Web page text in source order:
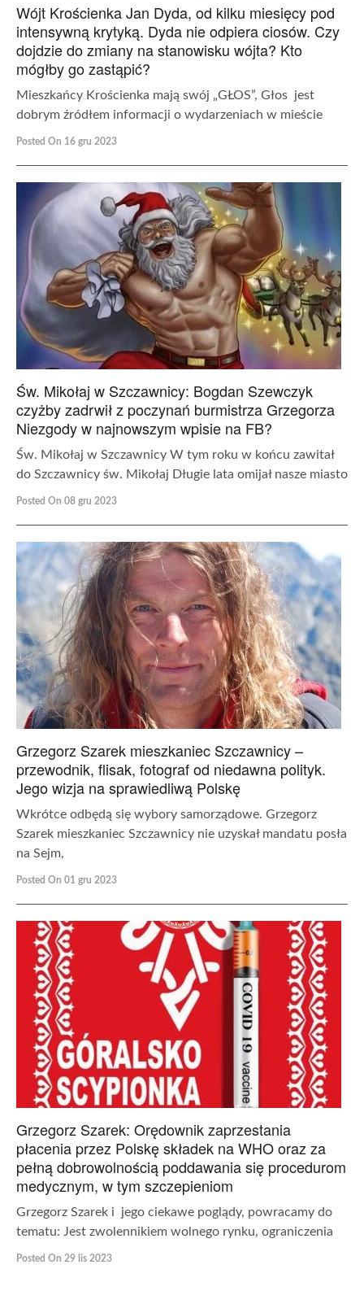
Wójt Krościenka Jan Dyda, od kilku miesięcy pod
intensywną krytyką. Dyda nie odpiera ciosów. Czy
dojdzie do zmiany na stanowisku wójta? Kto
mógłby go zastąpić?
Mieszkańcy Krościenka mają swój „GŁOS”, Głos jest
dobrym źródłem informacji o wydarzeniach w mieście
Posted On 16 gru 2023
Św. Mikołaj w Szczawnicy: Bogdan Szewczyk
czyżby zadrwił z poczynań burmistrza Grzegorza
Niezgody w najnowszym wpisie na FB?
Św. Mikołaj w Szczawnicy W tym roku w końcu zawitał
do Szczawnicy św. Mikołaj Długie lata omijał nasze miasto
Posted On 08 gru 2023
Grzegorz Szarek mieszkaniec Szczawnicy –
przewodnik, flisak, fotograf od niedawna polityk.
Jego wizja na sprawiedliwą Polskę
Wkrótce odbędą się wybory samorządowe. Grzegorz
Szarek mieszkaniec Szczawnicy nie uzyskał mandatu posła
na Sejm,
Posted On 01 gru 2023
Grzegorz Szarek: Orędownik zaprzestania
płacenia przez Polskę składek na WHO oraz za
pełną dobrowolnością poddawania się procedurom
medycznym, w tym szczepieniom
Grzegorz Szarek i jego ciekawe poglądy, powracamy do
tematu: Jest zwolennikiem wolnego rynku, ograniczenia
Posted On 29 lis 2023